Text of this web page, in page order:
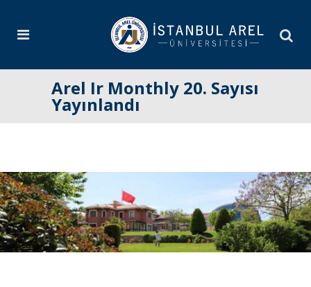
Arel Ir Monthly 20. Sayısı
Yayınlandı